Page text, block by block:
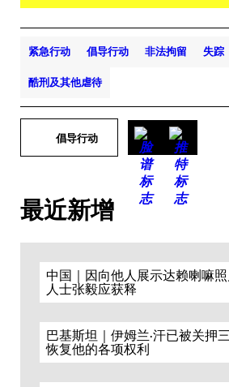
紧急行动 倡导行动 非法拘留 失踪
酷刑及其他虐待
倡导行动
最近新增
中国｜因向他人展示达赖喇嘛
人士张毅应获释
巴基斯坦｜伊姆兰·汗已被关押
恢复他的各项权利